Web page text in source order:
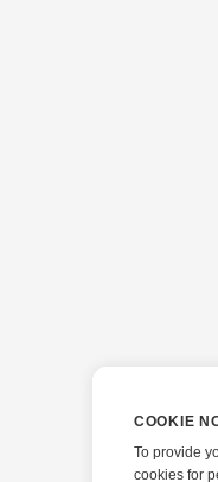
COOKIE
To provide
cookies for